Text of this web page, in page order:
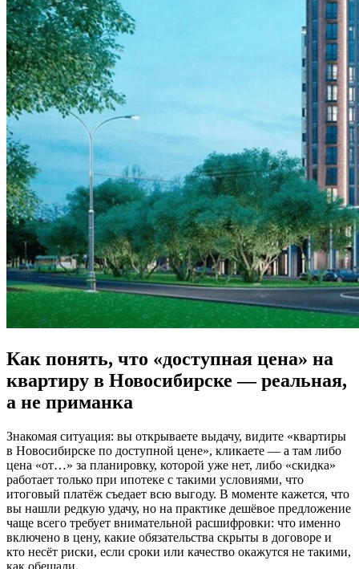
Как понять, что «доступная цена» на
квартиру в Новосибирске — реальная,
а не приманка
Знакомая ситуация: вы открываете выдачу, видите «квартиры
в Новосибирске по доступной цене», кликаете — а там либо
цена «от…» за планировку, которой уже нет, либо «скидка»
работает только при ипотеке с такими условиями, что
итоговый платёж съедает всю выгоду. В моменте кажется, что
вы нашли редкую удачу, но на практике дешёвое предложение
чаще всего требует внимательной расшифровки: что именно
включено в цену, какие обязательства скрыты в договоре и
кто несёт риски, если сроки или качество окажутся не такими,